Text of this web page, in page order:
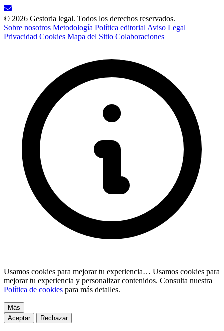
© 2026 Gestoria legal. Todos los derechos reservados.
Sobre nosotros Metodología Política editorial Aviso Legal
Privacidad Cookies Mapa del Sitio Colaboraciones
Usamos cookies para mejorar tu experiencia… Usamos cookies para
mejorar tu experiencia y personalizar contenidos. Consulta nuestra
Política de cookies para más detalles.
Más
Aceptar
Rechazar